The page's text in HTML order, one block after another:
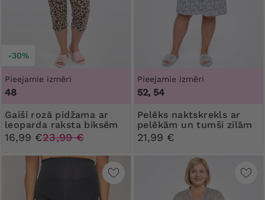
-30%
Pieejamie izmēri
48
Gaiši rozā pidžama ar
leoparda raksta biksēm
16,99 €23,99 €
Pieejamie izmēri
52, 54
Pelēks naktskrekls ar
pelēkām un tumši zilām
sirsniņām
21,99 €